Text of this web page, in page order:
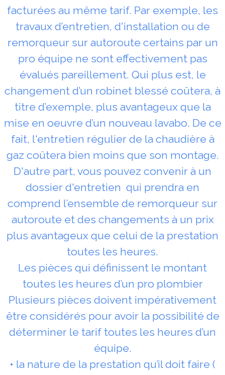
facturées au même tarif. Par exemple, les
travaux d’entretien, d'installation ou de
remorqueur sur autoroute certains par un
pro équipe ne sont effectivement pas
évalués pareillement. Qui plus est, le
changement d’un robinet blessé coûtera, à
titre d’exemple, plus avantageux que la
mise en oeuvre d’un nouveau lavabo. De ce
fait, l'entretien régulier de la chaudière à
gaz coûtera bien moins que son montage.
D'autre part, vous pouvez convenir à un
dossier d'entretien qui prendra en
comprend l’ensemble de remorqueur sur
autoroute et des changements à un prix
plus avantageux que celui de la prestation
toutes les heures.
Les pièces qui définissent le montant
toutes les heures d’un pro plombier
Plusieurs pièces doivent impérativement
être considérés pour avoir la possibilité de
déterminer le tarif toutes les heures d’un
équipe.
• la nature de la prestation qu’il doit faire (